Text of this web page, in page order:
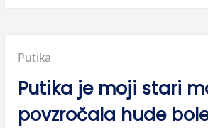
Posted
in:
Putika
Putika je moji stari
povzročala hude